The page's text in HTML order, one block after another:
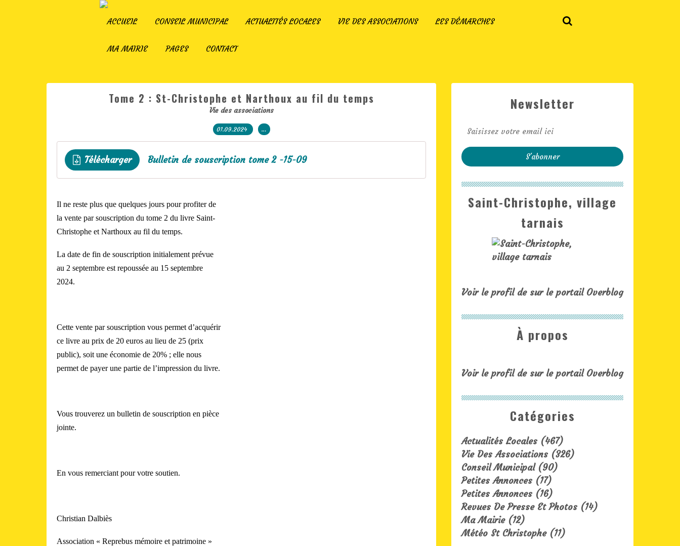
ACCUEIL CONSEIL MUNICIPAL ACTUALITÉS LOCALES VIE DES ASSOCIATIONS LES DÉMARCHES
MA MAIRIE PAGES CONTACT
Tome 2 : St-Christophe et Narthoux au fil du temps
Vie des associations
01.09.2024 …
Télécharger Bulletin de souscription tome 2 -15-09
Il ne reste plus que quelques jours pour profiter de
la vente par souscription du tome 2 du livre Saint-
Christophe et Narthoux au fil du temps.
La date de fin de souscription initialement prévue
au 2 septembre est repoussée au 15 septembre
2024.
Cette vente par souscription vous permet d’acquérir
ce livre au prix de 20 euros au lieu de 25 (prix
public), soit une économie de 20% ; elle nous
permet de payer une partie de l’impression du livre.
Vous trouverez un bulletin de souscription en pièce
jointe.
En vous remerciant pour votre soutien.
Christian Dalbiès
Association « Reprebus mémoire et patrimoine »
Newsletter
Catégories
Actualités Locales(467)
Vie Des Associations(326)
Conseil Municipal(90)
Petites Annonces(17)
Petites Annonces(16)
Revues De Presse Et Photos(14)
Ma Mairie(12)
Météo St Christophe(11)
Saint-Christophe, village
tarnais
Voir le profil de sur le portail Overblog
À propos
Voir le profil de sur le portail Overblog